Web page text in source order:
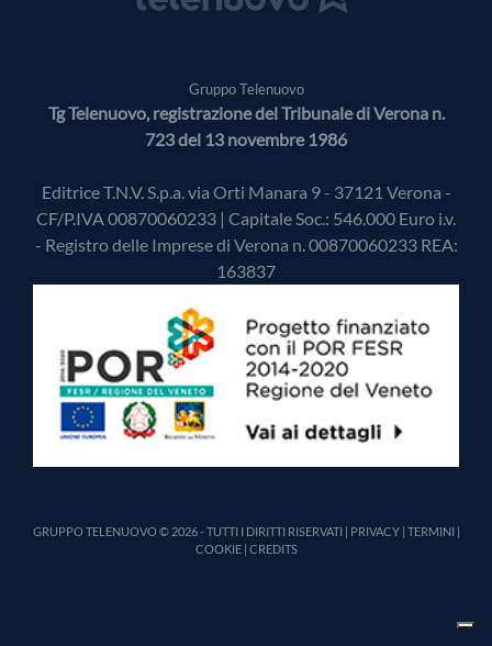
Gruppo Telenuovo
Tg Telenuovo, registrazione del Tribunale di Verona n.
723 del 13 novembre 1986
Editrice T.N.V. S.p.a. via Orti Manara 9 - 37121 Verona -
CF/P.IVA 00870060233 | Capitale Soc.: 546.000 Euro i.v.
- Registro delle Imprese di Verona n. 00870060233 REA:
163837
GRUPPO TELENUOVO © 2026 - TUTTI I DIRITTI RISERVATI | PRIVACY| TERMINI|
COOKIE| CREDITS